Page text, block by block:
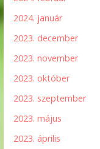
2024. január
2023. december
2023. november
2023. október
2023. szeptember
2023. május
2023. április